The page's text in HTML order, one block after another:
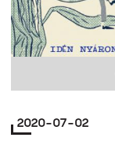
2020-07-02